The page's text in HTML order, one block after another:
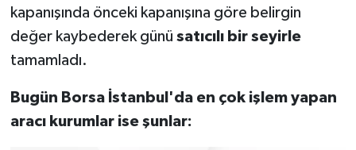
kapanışında önceki kapanışına göre belirgin
değer kaybederek günü satıcılı bir seyirle
tamamladı.
Bugün Borsa İstanbul'da en çok işlem yapan
aracı kurumlar ise şunlar: